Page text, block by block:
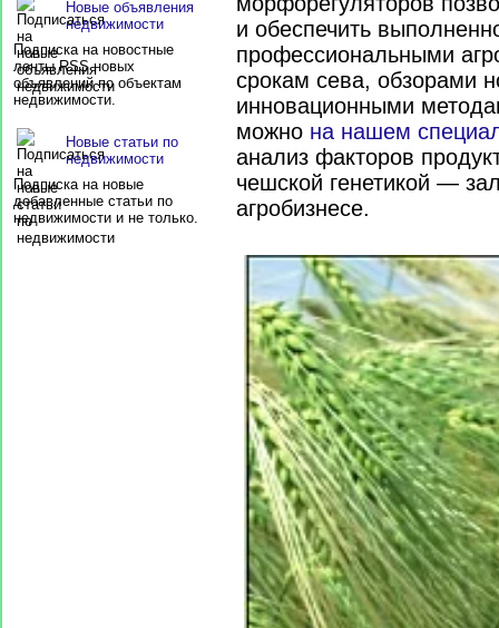
Новые объявления
недвижимости
Подписка на новостные
ленты RSS новых
объявлений по объектам
недвижимости.
Новые статьи по
недвижимости
Подписка на новые
добавленные статьи по
недвижимости и не только.
и обеспечить
профессиональными
срокам сева, обзорами
инновационными
можно на нашем
анализ факторов
чешской генетикой —
агробизнесе.